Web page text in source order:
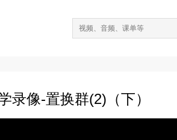
录像-置换群(2)（下）